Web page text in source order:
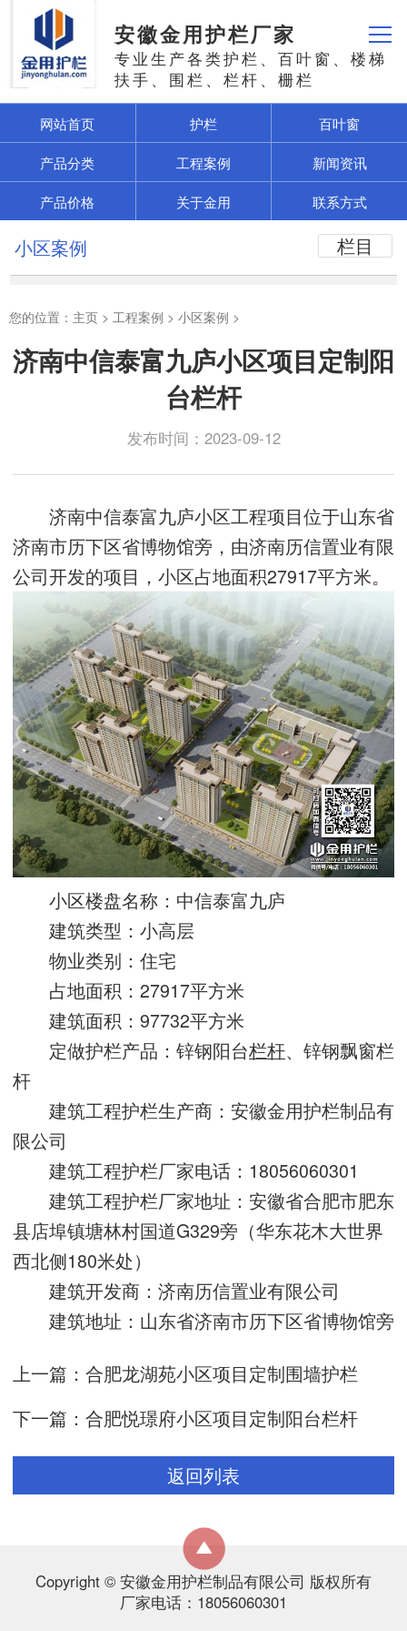
安徽金用护栏厂家
专业生产各类护栏、百叶窗、楼梯
扶手、围栏、栏杆、栅栏
网站首页 护栏
百叶窗
产品分类
工程案例
新闻资讯
产品价格
关于金用 联系方式
栏目
小区案例
您的位置： 主页 > 工程案例 > 小区案例 >
济南中信泰富九庐小区项目定制阳
台栏杆
发布时间：2023-09-12
济南中信泰富九庐小区工程项目位于山东省
济南市历下区省博物馆旁，由济南历信置业有限
公司开发的项目，小区占地面积27917平方米。
小区楼盘名称：中信泰富九庐
建筑类型：小高层
物业类别：住宅
占地面积：27917平方米
建筑面积：97732平方米
定做护栏产品：锌钢阳台栏杆、锌钢飘窗栏
杆
建筑工程护栏生产商：安徽金用护栏制品有
限公司
建筑工程护栏厂家电话：18056060301
建筑工程护栏厂家地址：安徽省合肥市肥东
县店埠镇塘林村国道G329旁（华东花木大世界
西北侧180米处）
建筑开发商：济南历信置业有限公司
建筑地址：山东省济南市历下区省博物馆旁
上一篇： 合肥龙湖苑小区项目定制围墙护栏
下一篇： 合肥悦璟府小区项目定制阳台栏杆
返回列表
Copyright © 安徽金用护栏制品有限公司 版权所有
厂家电话：18056060301